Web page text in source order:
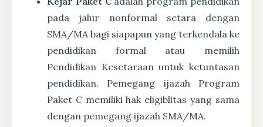
pada jalur nonformal setara dengan
SMA/MA bagi siapapun yang terkendala ke
pendidikan formal atau memilih
Pendidikan Kesetaraan untuk ketuntasan
pendidikan. Pemegang ijazah Program
Paket C memiliki hak eligiblitas yang sama
dengan pemegang ijazah SMA/MA.